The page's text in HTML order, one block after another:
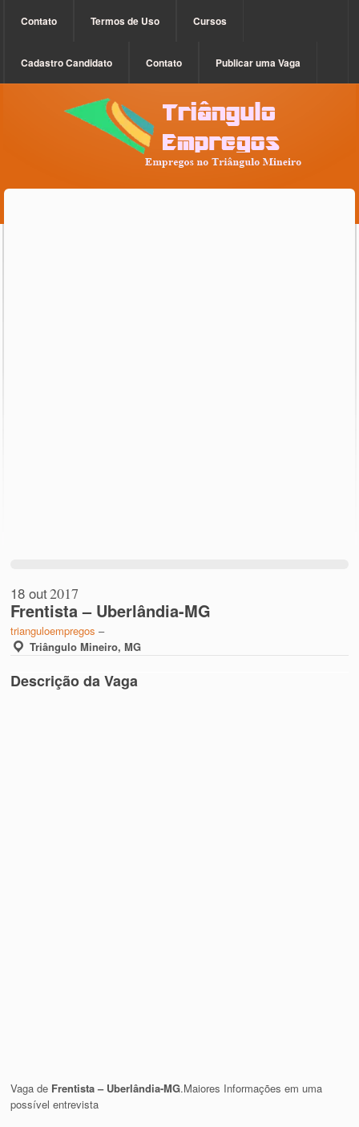
Contato Termos de Uso Cursos
Cadastro Candidato Contato Publicar uma Vaga
18 out2017
Frentista – Uberlândia-MG
trianguloempregos –
Triângulo Mineiro, MG
Descrição da Vaga
Vaga de Frentista – Uberlândia-MG.Maiores Informações em uma
possível entrevista